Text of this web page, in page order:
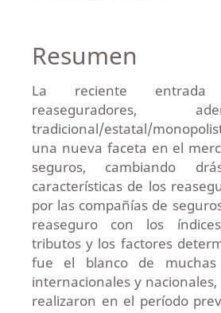
Resumen
La reciente
reaseguradores,
tradicional/estatal/
una nueva faceta en el
seguros, cambiando
características de los
por las compañías de
reaseguro con los
tributos y los factores
fue el blanco de muchas
internacionales y
realizaron en el período